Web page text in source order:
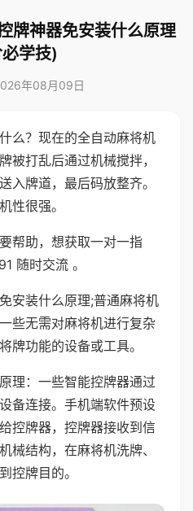
牌神器免安装什么原理
学技)
年08月09日
么？现在的全自动麻将机
被打乱后通过机械搅拌，
入牌道，最后码放整齐。
性很强。
帮助，想获取一对一指
随时交流 。
安装什么原理;普通麻将机
些无需对麻将机进行复杂
牌功能的设备或工具。
理：一些智能控牌器通过
备连接。手机端软件预设
控牌器，控牌器接收到信
械结构，在麻将机洗牌、
控牌目的。